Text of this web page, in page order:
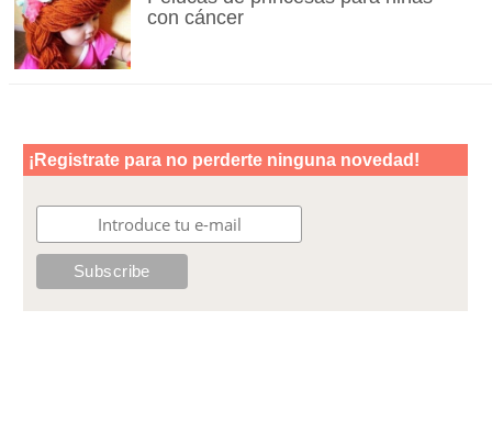
con cáncer